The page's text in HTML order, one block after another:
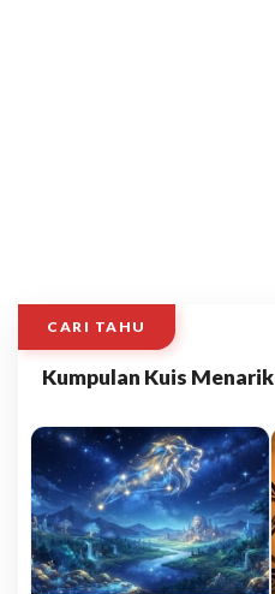
CARI TAHU
Kumpulan Kuis Menarik